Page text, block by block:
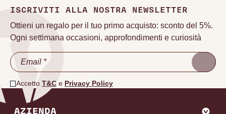
ISCRIVITI ALLA NOSTRA NEWSLETTER
Ottieni un regalo per il tuo primo acquisto: sconto del 5%.
Ogni settimana occasioni, approfondimenti e curiosità
Accetto T&Ce Privacy Policy
AZIENDA